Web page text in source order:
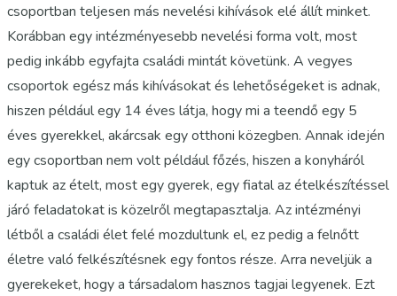
csoportban teljesen más nevelési kihívások elé állít minket.
Korábban egy intézményesebb nevelési forma volt, most
pedig inkább egyfajta családi mintát követünk. A vegyes
csoportok egész más kihívásokat és lehetőségeket is adnak,
hiszen például egy 14 éves látja, hogy mi a teendő egy 5
éves gyerekkel, akárcsak egy otthoni közegben. Annak idején
egy csoportban nem volt például főzés, hiszen a konyháról
kaptuk az ételt, most egy gyerek, egy fiatal az ételkészítéssel
járó feladatokat is közelről megtapasztalja. Az intézményi
létből a családi élet felé mozdultunk el, ez pedig a felnőtt
életre való felkészítésnek egy fontos része. Arra neveljük a
gyerekeket, hogy a társadalom hasznos tagjai legyenek. Ezt